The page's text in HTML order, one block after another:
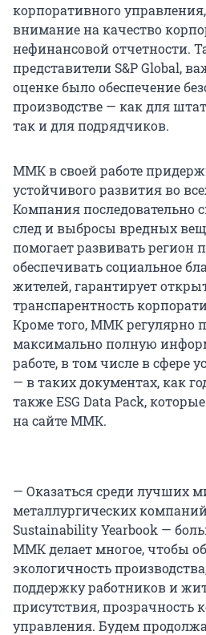
корпоративного
внимание на качество
нефинансовой отчетности.
представители S&P Global,
оценке было обеспечение
производстве — как для
так и для подрядчиков.
ММК в своей работе
устойчивого развития во
Компания последовательно
след и выбросы вредных
помогает развивать регион
обеспечивать социальное
жителей, гарантирует
транспарентность
Кроме того, ММК регулярно
максимально полную
работе, в том числе в сфере
— в таких документах, как
также ESG Data Pack,
на сайте ММК.
— Оказаться среди лучших
металлургических
Sustainability Yearbook —
ММК делает многое, чтобы
экологичность
поддержку работников и
присутствия, прозрачность
управления. Будем